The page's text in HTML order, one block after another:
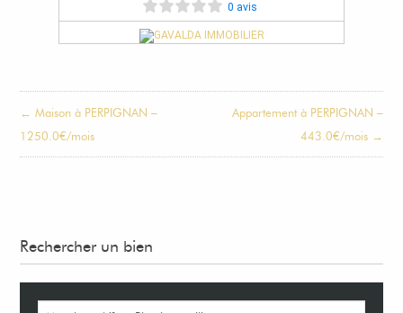
0 avis
← Maison à PERPIGNAN –
1250.0€/mois
Appartement à PERPIGNAN –
443.0€/mois →
Rechercher un bien